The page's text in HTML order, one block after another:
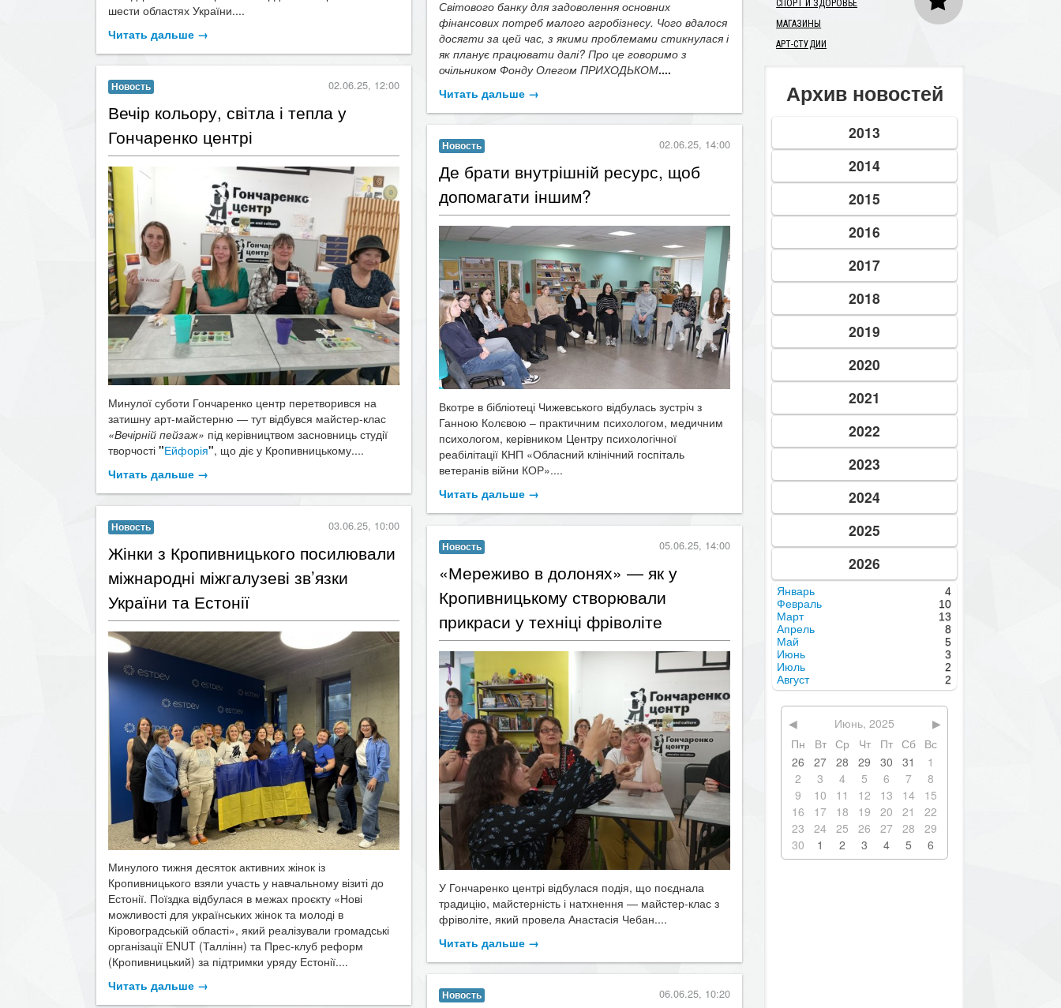
шести областях України....
Читать дальше →
Світового банку для задоволення основних
фінансових потреб малого агробізнесу. Чого вдалося
досягти за цей час, з якими проблемами стикнулася і
як планує працювати далі? Про це говоримо з
очільником Фонду Олегом ПРИХОДЬКОМ....
Читать дальше →
Новость 02.06.25, 12:00
​Вечір кольору, світла і тепла у
Гончаренко центрі
Минулої суботи Гончаренко центр перетворився на
затишну арт-майстерню — тут відбувся майстер-клас
«Вечірній пейзаж» під керівництвом засновниць студії
творчості "Ейфорія", що діє у Кропивницькому....
Читать дальше →
Новость 02.06.25, 14:00
​Де брати внутрішній ресурс, щоб
допомагати іншим?
Вкотре в бібліотеці Чижевського відбулась зустріч з
Ганною Колєвою – практичним психологом, медичним
психологом, керівником Центру психологічної
реабілітації КНП «Обласний клінічний госпіталь
ветеранів війни КОР»....
Читать дальше →
Новость 03.06.25, 10:00
​Жінки з Кропивницького посилювали
міжнародні міжгалузеві зв’язки
України та Естонії
Минулого тижня десяток активних жінок із
Кропивницького взяли участь у навчальному візиті до
Естонії. Поїздка відбулася в межах проєкту «Нові
можливості для українських жінок та молоді в
Кіровоградській області», який реалізували громадські
організації ENUT (Таллінн) та Прес-клуб реформ
(Кропивницький) за підтримки уряду Естонії....
Читать дальше →
Новость 05.06.25, 14:00
​«Мереживо в долонях» — як у
Кропивницькому створювали
прикраси у техніці фріволіте
У Гончаренко центрі відбулася подія, що поєднала
традицію, майстерність і натхнення — майстер-клас з
фріволіте, який провела Анастасія Чебан....
Читать дальше →
Новость 06.06.25, 10:20
СПОРТ И ЗДОРОВЬЕ
МАГАЗИНЫ
АРТ-СТУДИИ
Архив новостей
2013
2014
2015
2016
2017
2018
2019
2020
2021
2022
2023
2024
2025
2026
Январь
4
Февраль
10
Март
13
Апрель
8
Май
5
Июнь
3
Июль
2
Август
2
◀ Июнь, 2025
▶
Пн
Вт Ср Чт Пт Сб Вс
26
27 28 29 30 31
1
2
3 4 5 6 7
8
9
10 11 12 13 14
15
16
17 18 19 20 21
22
23
24 25 26 27 28
29
30
1 2 3 4 5 6